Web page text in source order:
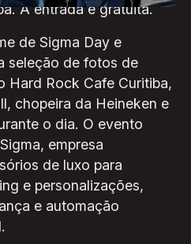
A entrada é gratuita.
de Sigma Day e
seleção de fotos de
Hard Rock Cafe Curitiba,
chopeira da Heineken e
o dia. O evento
empresa
de luxo para
e personalizações,
e automação